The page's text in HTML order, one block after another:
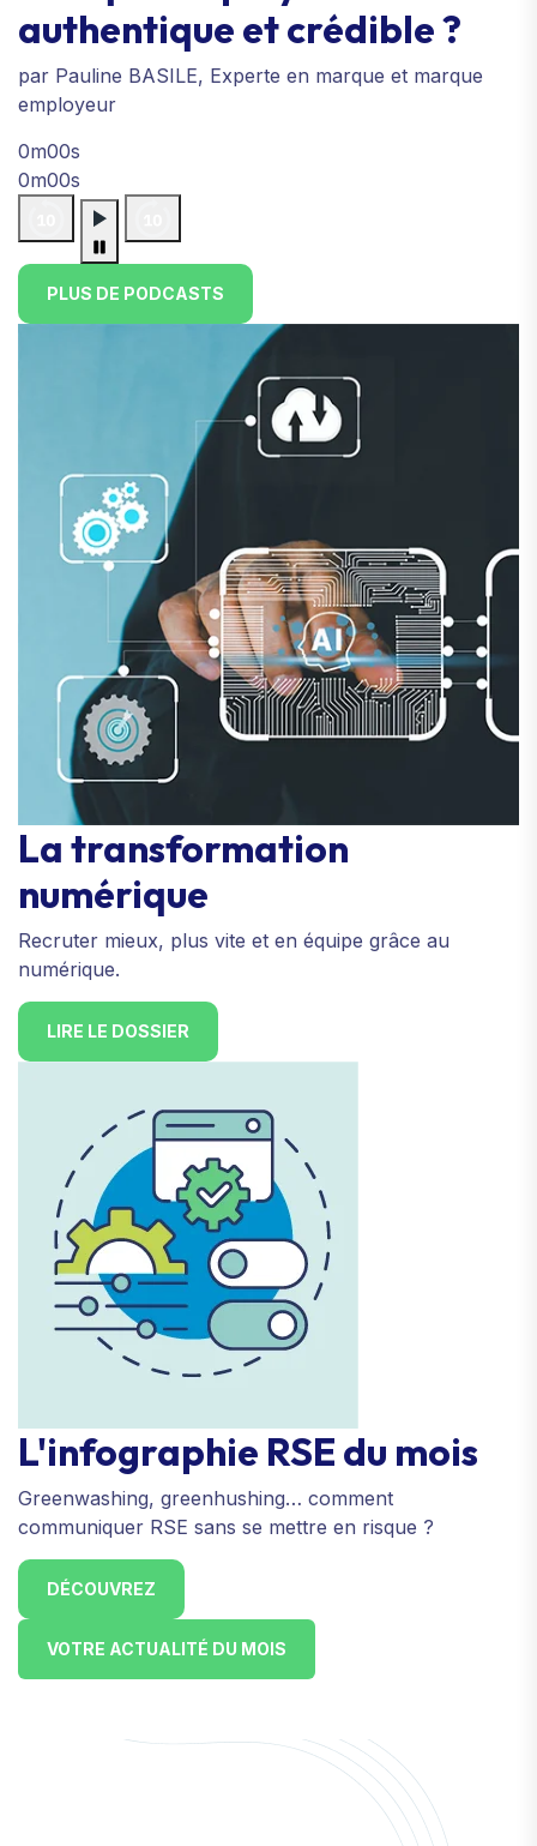
authentique et crédible ?
par Pauline BASILE, Experte en marque et marque
employeur
0m00s
0m00s
PLUS DE PODCASTS
La transformation
numérique
Recruter mieux, plus vite et en équipe grâce au
numérique.
LIRE LE DOSSIER
L'infographie RSE du mois
Greenwashing, greenhushing… comment
communiquer RSE sans se mettre en risque ?
DÉCOUVREZ
VOTRE ACTUALITÉ DU MOIS